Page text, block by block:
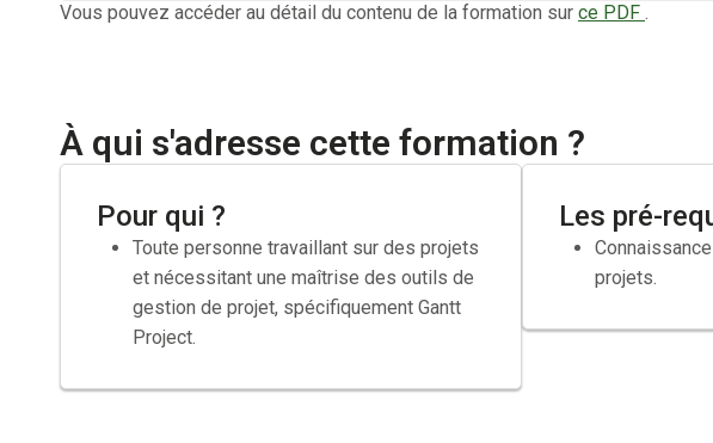
Vous pouvez accéder au détail du contenu de la formation sur ce PDF .
À qui s'adresse cette formation ?
Pour qui ?
Toute personne travaillant sur des projets
et nécessitant une maîtrise des outils de
gestion de projet, spécifiquement Gantt
Project.
Les pré-
projets.